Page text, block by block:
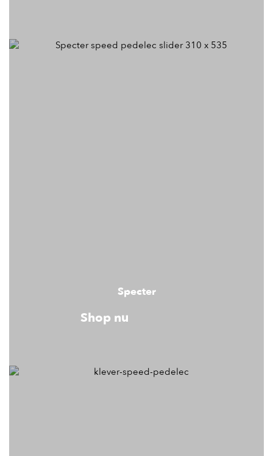
Specter
Shop nu